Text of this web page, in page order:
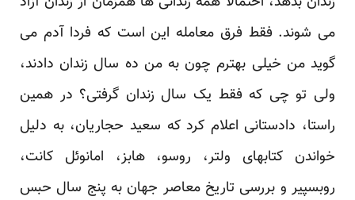
می شوند. فقط فرق معامله این است که فردا آدم می
گوید من خیلی بهترم چون به من ده سال زندان دادند،
ولی تو چی که فقط یک سال زندان گرفتی؟ در همین
راستا، دادستانی اعلام کرد که سعید حجاریان، به دلیل
خواندن کتابهای ولتر، روسو، هابز، امانوئل کانت،
روبسپیر و بررسی تاریخ معاصر جهان به پنج سال حبس